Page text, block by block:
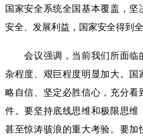
国家安全系统全国基本覆盖，坚
安全、发展利益，国家安全得到全
会议强调，当前我们所面临
杂程度、艰巨程度明显加大。国
略自信、坚定必胜信心，充分看
件。要坚持底线思维和极限思维
甚至惊涛骇浪的重大考验。要加